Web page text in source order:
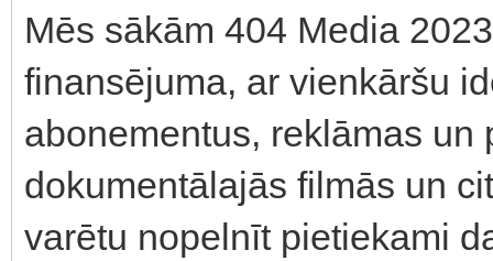
Mēs sākām 404 Media
finansējuma, ar vienkāršu
abonementus, reklāmas un
dokumentālajās filmās un
varētu nopelnīt pietiekami